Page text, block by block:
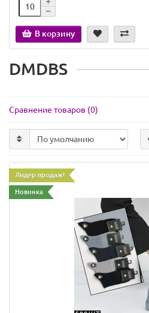
В корзину
DMDBS
Сравнение товаров (0)
Лидер продаж!
Новинка